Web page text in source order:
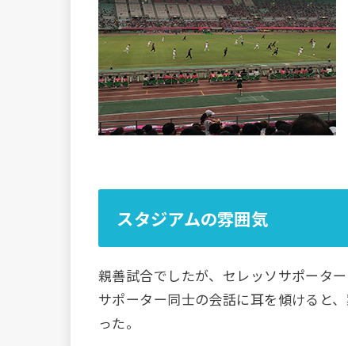
スタジアムの雰囲気
親善試合でしたが、セレッソサポーター
サポーター同士の会話に耳を傾けると
った。